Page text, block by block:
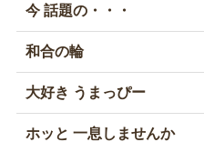
今 話題の・・・
和合の輪
大好き うまっぴー
ホッと 一息しませんか